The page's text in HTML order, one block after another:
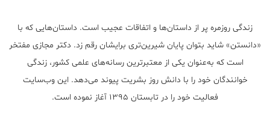
زندگی روزمره پر از داستان‌ها و اتفاقات عجیب است. داستان‌هایی که با
«دانستن» شاید بتوان پایان شیرین‌تری برایشان رقم زد. دکتر مجازی مفتخر
است که به‌عنوان یکی از معتبر‌ترین رسانه‌های علمی کشور، زندگی
خوانندگان خود را با دانش روز بشریت پیوند می‌دهد. این وب‌سایت
فعالیت خود را در تابستان ۱۳۹۵ آغاز نموده است.